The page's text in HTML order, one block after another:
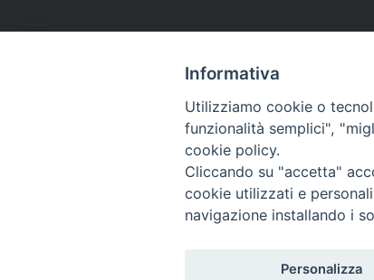
Frosinone - Veroli -
Informativa
Utilizziamo cookie o
funzionalità semplici",
cookie policy.
Cliccando su "accetta"
cookie utilizzati e
navigazione installando i
Personalizza